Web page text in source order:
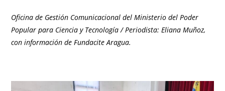
Oficina de Gestión Comunicacional del Ministerio del Poder
Popular para Ciencia y Tecnología / Periodista: Eliana Muñoz,
con información de Fundacite Aragua.